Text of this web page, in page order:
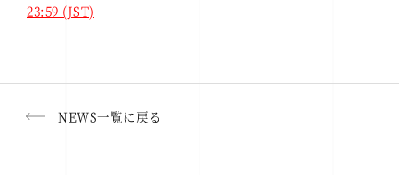
23:59 (JST)
NEWS一覧に戻る